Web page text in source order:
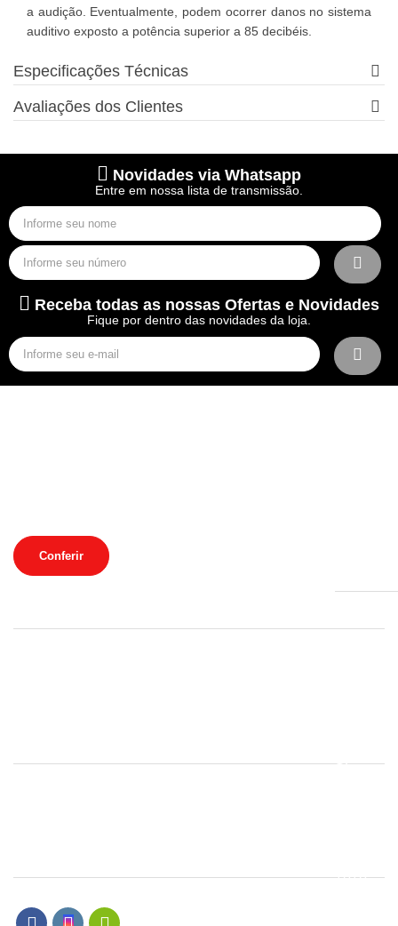
a audição. Eventualmente, podem ocorrer danos no sistema
auditivo exposto a potência superior a 85 decibéis.
Especificações Técnicas
Avaliações dos Clientes
Novidades via Whatsapp
Entre em nossa lista de transmissão.
Receba todas as nossas Ofertas e Novidades
Fique por dentro das novidades da loja.
Conferir
7676